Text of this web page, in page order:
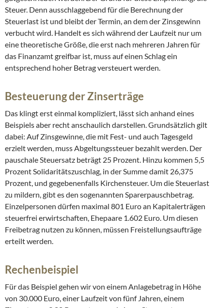
Steuer. Denn ausschlaggebend für die Berechnung der
Steuerlast ist und bleibt der Termin, an dem der Zinsgewinn
verbucht wird. Handelt es sich während der Laufzeit nur um
eine theoretische Größe, die erst nach mehreren Jahren für
das Finanzamt greifbar ist, muss auf einen Schlag ein
entsprechend hoher Betrag versteuert werden.
Besteuerung der Zinserträge
Das klingt erst einmal kompliziert, lässt sich anhand eines
Beispiels aber recht anschaulich darstellen. Grundsätzlich gilt
dabei: Auf Zinsgewinne, die mit Fest- und auch Tagesgeld
erzielt werden, muss Abgeltungssteuer bezahlt werden. Der
pauschale Steuersatz beträgt 25 Prozent. Hinzu kommen 5,5
Prozent Solidaritätszuschlag, in der Summe damit 26,375
Prozent, und gegebenenfalls Kirchensteuer. Um die Steuerlast
zu mildern, gibt es den sogenannten Sparerpauschbetrag.
Einzelpersonen dürfen maximal 801 Euro an Kapitalerträgen
steuerfrei erwirtschaften, Ehepaare 1.602 Euro. Um diesen
Freibetrag nutzen zu können, müssen Freistellungsaufträge
erteilt werden.
Rechenbeispiel
Für das Beispiel gehen wir von einem Anlagebetrag in Höhe
von 30.000 Euro, einer Laufzeit von fünf Jahren, einem